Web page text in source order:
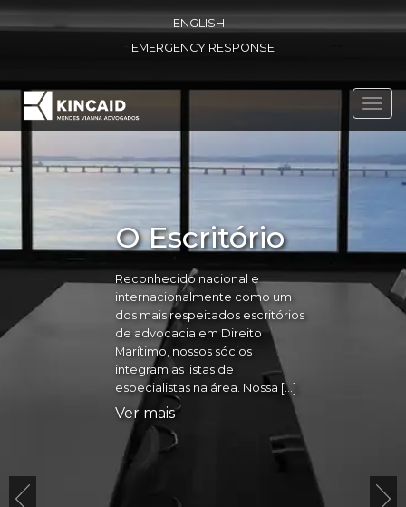
ENGLISH
EMERGENCY RESPONSE
O Escritório
Reconhecido nacional e
internacionalmente como um
dos mais respeitados escritórios
de advocacia em Direito
Marítimo, nossos sócios
integram as listas de
especialistas na área. Nossa […]
Ver mais